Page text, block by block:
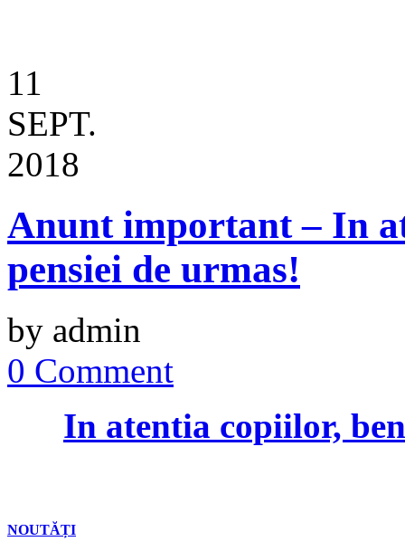
11
SEPT.
2018
Anunt important – In
pensiei de urmas!
by admin
0 Comment
In atentia copiilor,
NOUTĂȚI